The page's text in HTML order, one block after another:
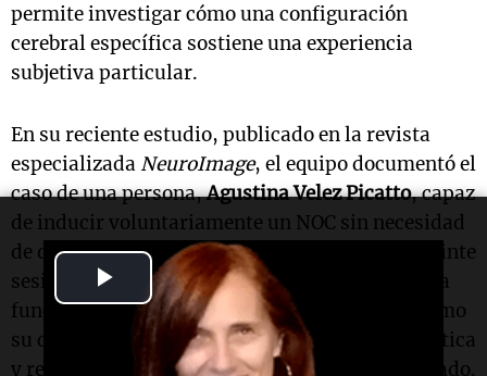
Play
Video
permite investigar cómo una configuración
cerebral específica sostiene una experiencia
subjetiva particular.
En su reciente estudio, publicado en la revista
especializada NeuroImage, el equipo documentó el
caso de una persona,Agustina Velez Picatto, capaz
de inducir voluntariamente un NOC sin necesidad
de drogas ni entrenamiento formal. Durante veinte
sesiones de imágenes por resonancia magnética
funcional (fMRI ), los científicos observaron cómo
su cerebro se reconfiguraba de manera sistemática
y reproducible cada vez que entraba en este estado.